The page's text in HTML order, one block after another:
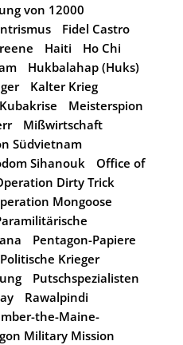
von 12000
Fidel Castro
Haiti
Ho Chi
Hukbalahap (Huks)
Kalter Krieg
Kubakrise
Meisterspion
Mißwirtschaft
Südvietnam
Sihanouk
Office of
Dirty Trick
Mongoose
Pentagon-Papiere
Politische Krieger
Putschspezialisten
Rawalpindi
the-Maine-
Military Mission